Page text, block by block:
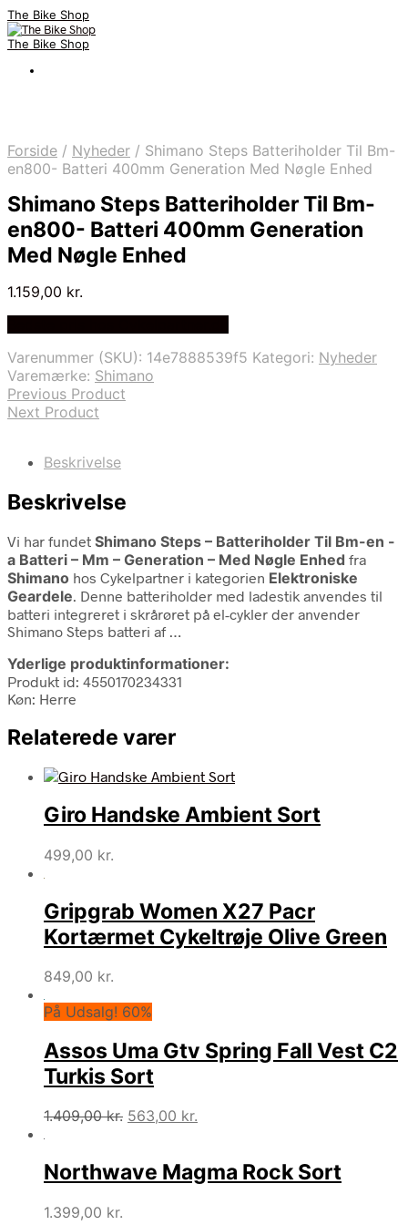
The Bike Shop
The Bike Shop
Forside / Nyheder / Shimano Steps Batteriholder Til Bm-
en800- Batteri 400mm Generation Med Nøgle Enhed
Shimano Steps Batteriholder Til Bm-
en800- Batteri 400mm Generation
Med Nøgle Enhed
1.159,00 kr.
Varenummer (SKU): 14e7888539f5 Kategori: Nyheder
Varemærke: Shimano
Previous Product
Next Product
Beskrivelse
Beskrivelse
Vi har fundet Shimano Steps – Batteriholder Til Bm-en -
a Batteri – Mm – Generation – Med Nøgle Enhed fra
Shimano hos Cykelpartner i kategorien Elektroniske
Geardele. Denne batteriholder med ladestik anvendes til
batteri integreret i skrårøret på el-cykler der anvender
Shimano Steps batteri af …
Yderlige produktinformationer:
Produkt id: 4550170234331
Køn: Herre
Relaterede varer
Giro Handske Ambient Sort
499,00 kr.
Gripgrab Women X27 Pacr
Kortærmet Cykeltrøje Olive Green
849,00 kr.
På Udsalg! 60%
Assos Uma Gtv Spring Fall Vest C2
Turkis Sort
1.409,00kr. Den
var:
1.409,00 kr..
563,00 kr.
er:
563,00 kr..
Northwave Magma Rock Sort
1.399,00 kr.